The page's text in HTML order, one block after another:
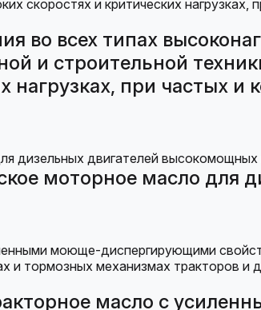
во всех типах
и строительной
нагрузках, при частых и
моторное масло
масло с